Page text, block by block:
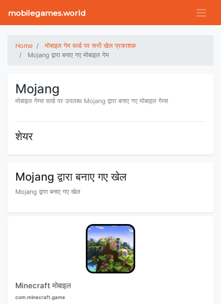
mobilegames.world
Home
मोबाइल गेम वर्ल्ड पर सभी खेल प्रकाशक
Mojang द्वारा बनाए गए मोबाइल गेम
Mojang
मोबाइल गेम्स वर्ल्ड पर उपलब्ध Mojang द्वारा बनाए गए मोबाइल गेम्स
शेयर
Mojang द्वारा बनाए गए खेल
Mojang द्वारा बनाए गए खेल
Minecraft मोबाइल
com.minecraft.game